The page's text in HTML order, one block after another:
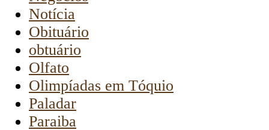
Notícia
Obituário
obtuário
Olfato
Olimpíadas em Tóquio
Paladar
Paraiba